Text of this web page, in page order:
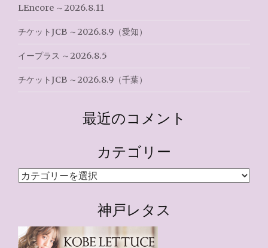
LEncore ～2026.8.11
チケットJCB ～2026.8.9（愛知）
イープラス ～2026.8.5
チケットJCB ～2026.8.9（千葉）
最近のコメント
カテゴリー
カ
ー
神戸レタス